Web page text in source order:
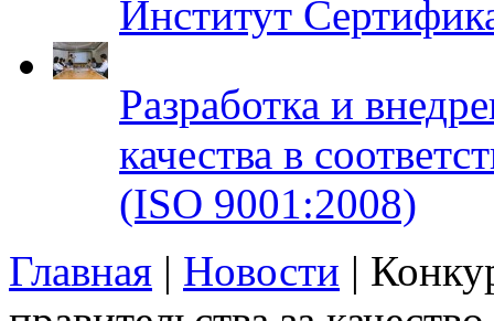
Институт
Разработка и
качества в
(ISO 9001:2008)
Главная | Новости |